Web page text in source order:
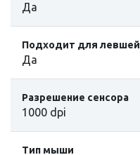
Да
Подходит для левшей
Да
Разрешение сенсора
1000 dpi
Тип мыши